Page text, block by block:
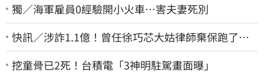
獨／海軍雇員0經驗開小火車…害夫妻死別
快訊／涉詐1.1億！曾任徐巧芯大姑律師棄保跑了…
媽也離境 桃檢發通緝
挖童骨已2死！台積電「3神明駐駕畫面曝」